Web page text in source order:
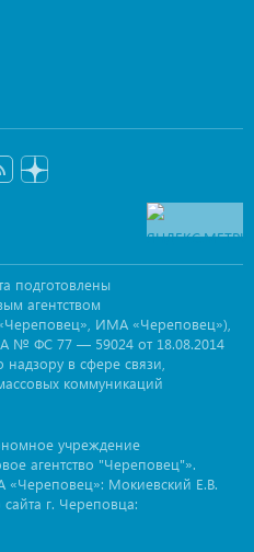
подготовлены
агентством
ИМА «Череповец»),
№ ФС 77 — 59024 от 18.08.2014
в сфере связи,
коммуникаций
учреждение
агентство "Череповец"».
«Череповец»: Мокиевский Е.В.
г. Череповца: